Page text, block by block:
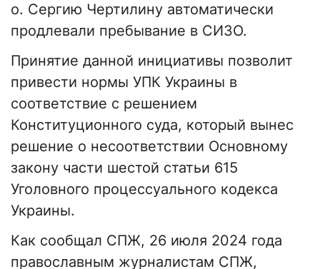
о. Сергию Чертилину автоматически
продлевали пребывание в СИЗО.
Принятие данной инициативы позволит
привести нормы УПК Украины в
соответствие с решением
Конституционного суда, который вынес
решение о несоответствии Основному
закону части шестой статьи 615
Уголовного процессуального кодекса
Украины.
Как сообщал СПЖ, 26 июля 2024 года
православным журналистам СПЖ,